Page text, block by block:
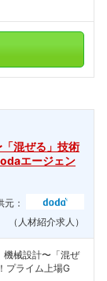
混ぜる」技術
エージェン
元：
（人材紹介求人）
機械設計〜「混ぜ
プライム上場G